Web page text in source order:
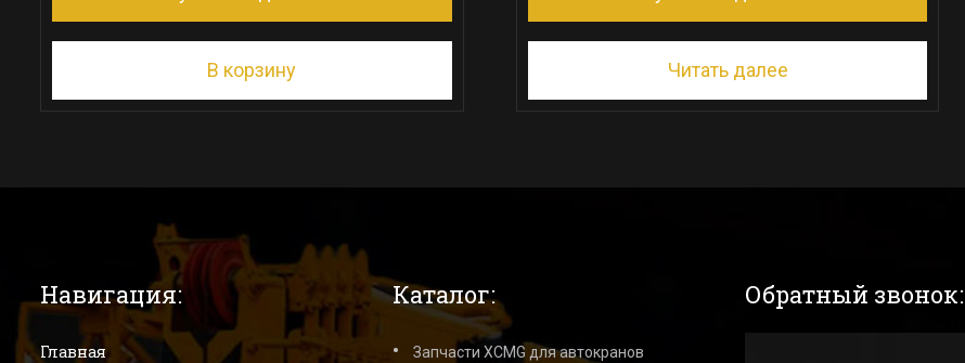
В корзину Читать далее
Навигация:
Главная
Каталог:
Запчасти XCMG для автокранов
Обратный звонок: